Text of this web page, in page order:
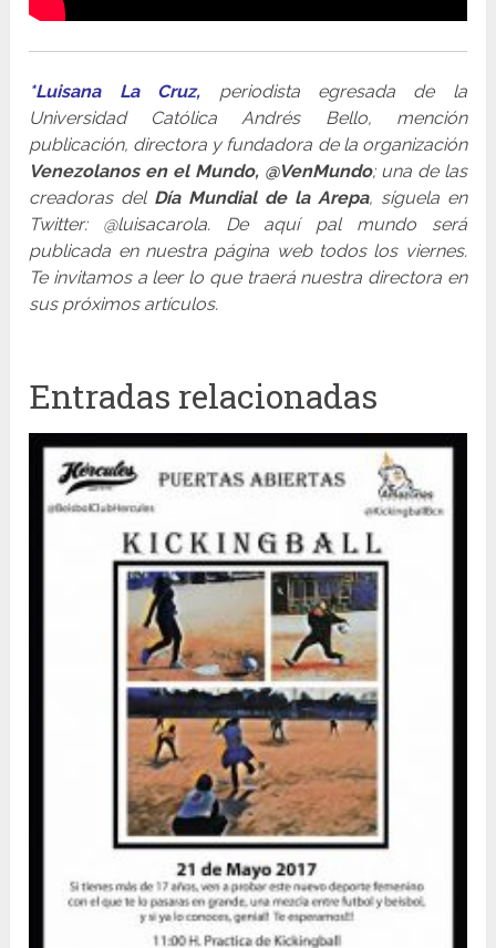
*Luisana La Cruz, periodista egresada de la
Universidad Católica Andrés Bello, mención
publicación, directora y fundadora de la organización
Venezolanos en el Mundo, @VenMundo; una de las
creadoras del Día Mundial de la Arepa, síguela en
Twitter: @luisacarola. De aquí pal mundo será
publicada en nuestra página web todos los viernes.
Te invitamos a leer lo que traerá nuestra directora en
sus próximos artículos.
Entradas relacionadas